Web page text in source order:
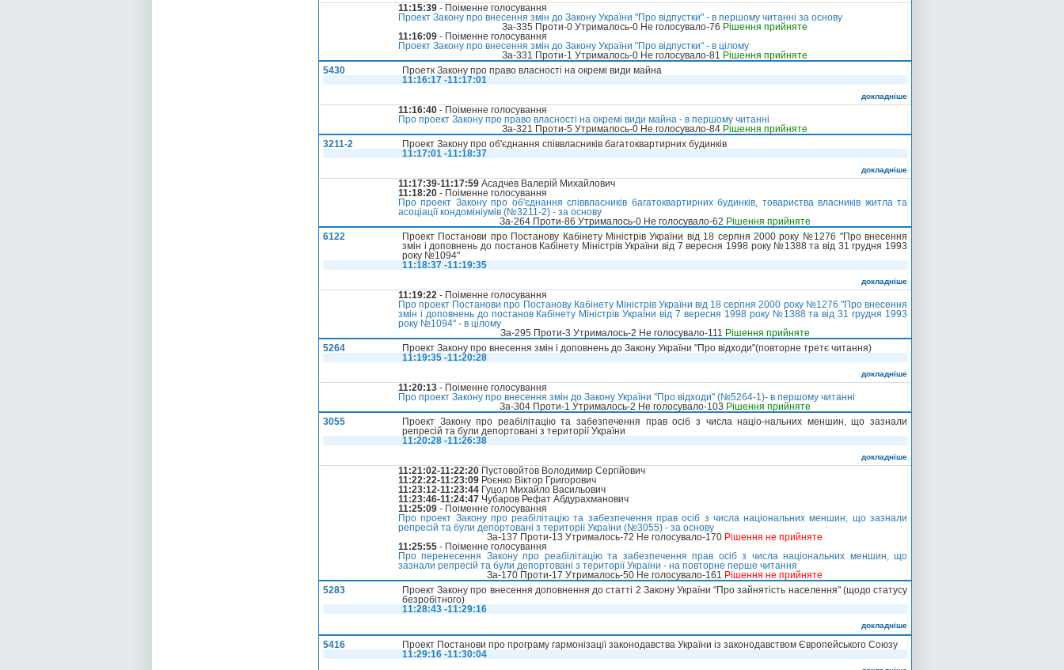
11:15:39 - Поіменне голосування
Проект Закону про внесення змін до Закону України "Про відпустки" - в першому читанні за основу
За-335 Проти-0 Утрималось-0 Не голосувало-76 Рішення прийняте
11:16:09 - Поіменне голосування
Проект Закону про внесення змін до Закону України "Про відпустки" - в цілому
За-331 Проти-1 Утрималось-0 Не голосувало-81 Рішення прийняте
5430
Проетк Закону про право власності на окремі види майна
11:16:17 -11:17:01
докладніше
11:16:40 - Поіменне голосування
Про проект Закону про право власності на окремі види майна - в першому читанні
За-321 Проти-5 Утрималось-0 Не голосувало-84 Рішення прийняте
3211-2
Проект Закону про об'єднання співвласників багатоквартирних будинків
11:17:01 -11:18:37
докладніше
11:17:39-11:17:59 Асадчев Валерій Михайлович
11:18:20 - Поіменне голосування
Про проект Закону про об'єднання співвласників багатоквартирних будинків, товариства власників житла та
асоціації кондомініумів (№3211-2) - за основу
За-264 Проти-86 Утрималось-0 Не голосувало-62 Рішення прийняте
6122
Проект Постанови про Постанову Кабінету Міністрів України від 18 серпня 2000 року №1276 "Про внесення
змін і доповнень до постанов Кабінету Міністрів України від 7 вересня 1998 року №1388 та від 31 грудня 1993
року №1094"
11:18:37 -11:19:35
докладніше
11:19:22 - Поіменне голосування
Про проект Постанови про Постанову Кабінету Міністрів України від 18 серпня 2000 року №1276 "Про внесення
змін і доповнень до постанов Кабінету Міністрів України від 7 вересня 1998 року №1388 та від 31 грудня 1993
року №1094" - в цілому
За-295 Проти-3 Утрималось-2 Не голосувало-111 Рішення прийняте
5264
Проект Закону про внесення змін і доповнень до Закону України "Про відходи"(повторне третє читання)
11:19:35 -11:20:28
докладніше
11:20:13 - Поіменне голосування
Про проект Закону про внесення змін до Закону України "Про відходи" (№5264-1)- в першому читанні
За-304 Проти-1 Утрималось-2 Не голосувало-103 Рішення прийняте
3055
Проект Закону про реабілітацію та забезпечення прав осіб з числа націо-нальних меншин, що зазнали
репресій та були депортовані з території України
11:20:28 -11:26:38
докладніше
11:21:02-11:22:20 Пустовойтов Володимир Сергійович
11:22:22-11:23:09 Роєнко Віктор Григорович
11:23:12-11:23:44 Гуцол Михайло Васильович
11:23:46-11:24:47 Чубаров Рефат Абдурахманович
11:25:09 - Поіменне голосування
Про проект Закону про реабілітацію та забезпечення прав осіб з числа національних меншин, що зазнали
репресій та були депортовані з території України (№3055) - за основу
За-137 Проти-13 Утрималось-72 Не голосувало-170 Рішення не прийняте
11:25:55 - Поіменне голосування
Про перенесення Закону про реабілітацію та забезпечення прав осіб з числа національних меншин, що
зазнали репресій та були депортовані з території України - на повторне перше читання
За-170 Проти-17 Утрималось-50 Не голосувало-161 Рішення не прийняте
5283
Проект Закону про внесення доповнення до статті 2 Закону України "Про зайнятість населення" (щодо статусу
безробітного)
11:28:43 -11:29:16
докладніше
5416
Проект Постанови про програму гармонізації законодавства України із законодавством Європейського Союзу
11:29:16 -11:30:04